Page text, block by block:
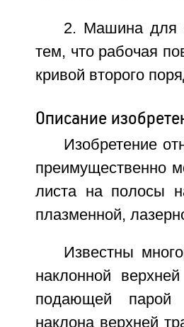
2. Машина для
тем, что рабочая
кривой второго
Описание
Изобретение
преимущественно
листа на полосы
плазменной,
Известны
наклонной
подающей парой
наклона верхней